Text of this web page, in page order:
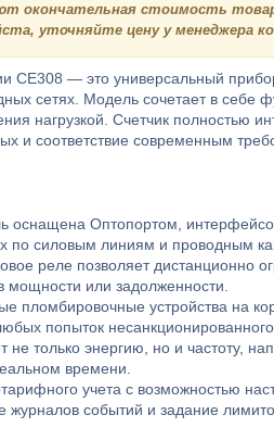
окончательная стоимость
уточняйте цену у менеджера
CE308 — это универсальный
сетях. Модель сочетает в себе
нагрузкой. Счетчик полностью
и соответствие современным
оснащена Оптопортом,
по силовым линиям и проводным
реле позволяет дистанционно
или задолженности.
пломбировочные устройства на
попыток несанкционированного
только энергию, но и частоту,
времени.
учета с возможностью
журналов событий и задание